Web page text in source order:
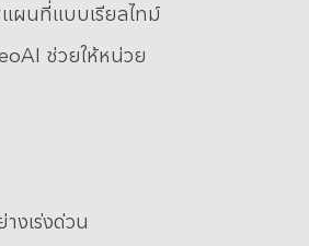
แผนที่แบบเรียลไทม์
ช่วยให้หน่วย
งเร่งด่วน